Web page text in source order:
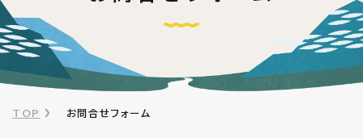
TOP お問合せフォーム